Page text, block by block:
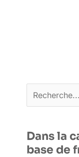
Rechercher
Dans la
base de